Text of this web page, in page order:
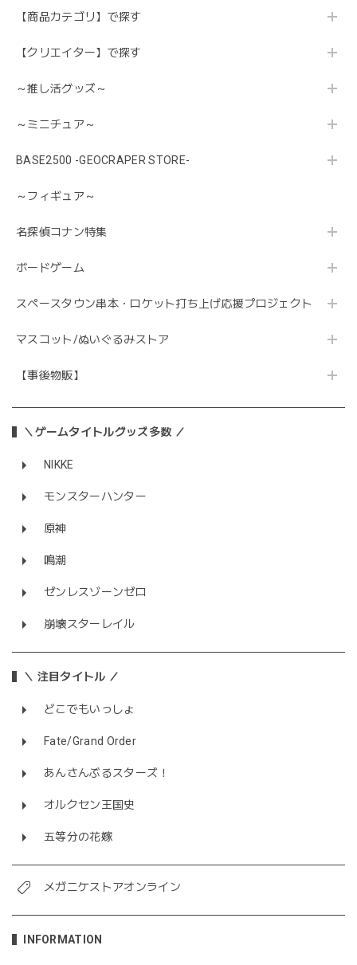
【商品カテゴリ】で探す
【クリエイター】で探す
～推し活グッズ～
～ミニチュア～
BASE2500 -GEOCRAPER STORE-
～フィギュア～
名探偵コナン特集
ボードゲーム
スペースタウン串本・ロケット打ち上げ応援プロジェクト
マスコット/ぬいぐるみストア
【事後物販】
＼ゲームタイトルグッズ多数 ／
NIKKE
モンスターハンター
原神
鳴潮
ゼンレスゾーンゼロ
崩壊スターレイル
＼ 注目タイトル ／
どこでもいっしょ
Fate/Grand Order
あんさんぶるスターズ！
オルクセン王国史
五等分の花嫁
メガニケストアオンライン
INFORMATION